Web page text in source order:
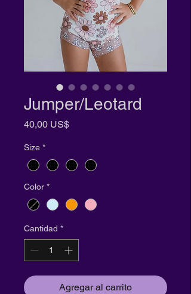
Jumper/Leotard
40,00 US$Precio
Size *
Color *
Cantidad *
Agregar al carrito